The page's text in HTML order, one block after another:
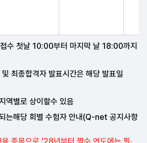
수 첫날 10:00부터 마지막 날 18:00까지
최종합격자 발표시간은 해당 발표일
역별로 상이할수 있음
는해당 회별 수험자 안내(Q-net 공지사항